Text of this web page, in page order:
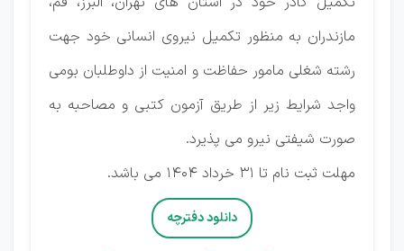
مازندران به منظور تکمیل نیروی انسانی خود جهت
رشته شغلی مامور حفاظت و امنیت از داوطلبان بومی
واجد شرایط زیر از طریق آزمون کتبی و مصاحبه به
صورت شیفتی نیرو می پذیرد.
مهلت ثبت نام تا 31 خرداد 1404 می باشد.
دانلود دفترچه